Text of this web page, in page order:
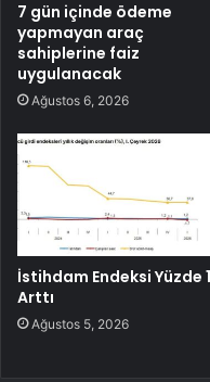
7 gün içinde ödeme
yapmayan araç
sahiplerine faiz
uygulanacak
Ağustos 6, 2026
İstihdam Endeksi Yüzde
Arttı
Ağustos 5, 2026